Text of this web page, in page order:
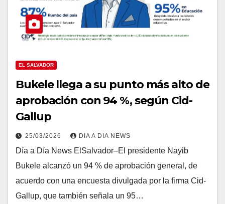
EL SALVADOR
Bukele llega a su punto más alto de
aprobación con 94 %, según Cid-
Gallup
25/03/2026 DIA A DIA NEWS
Día a Día News ElSalvador–El presidente Nayib
Bukele alcanzó un 94 % de aprobación general, de
acuerdo con una encuesta divulgada por la firma Cid-
Gallup, que también señala un 95…